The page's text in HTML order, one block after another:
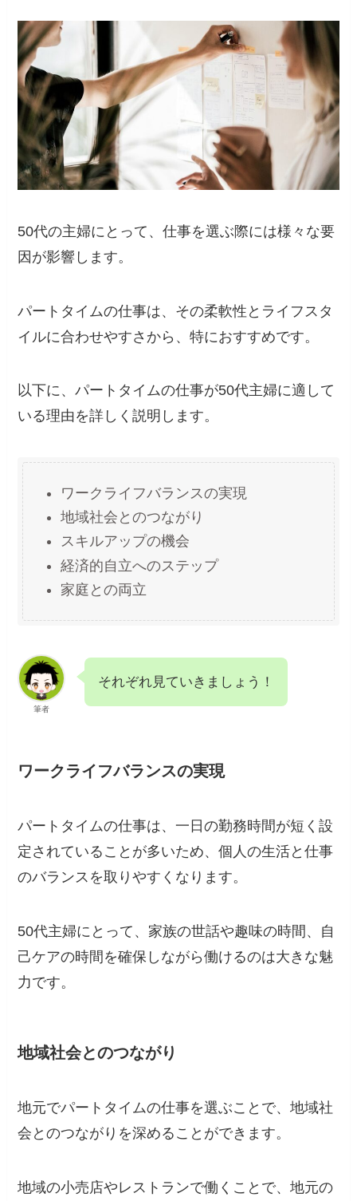
50代の主婦にとって、仕事を選ぶ際には様々な要
因が影響します。
パートタイムの仕事は、その柔軟性とライフスタ
イルに合わせやすさから、特におすすめです。
以下に、パートタイムの仕事が50代主婦に適して
いる理由を詳しく説明します。
ワークライフバランスの実現
地域社会とのつながり
スキルアップの機会
経済的自立へのステップ
家庭との両立
筆者
それぞれ見ていきましょう！
ワークライフバランスの実現
パートタイムの仕事は、一日の勤務時間が短く設
定されていることが多いため、個人の生活と仕事
のバランスを取りやすくなります。
50代主婦にとって、家族の世話や趣味の時間、自
己ケアの時間を確保しながら働けるのは大きな魅
力です。
地域社会とのつながり
地元でパートタイムの仕事を選ぶことで、地域社
会とのつながりを深めることができます。
地域の小売店やレストランで働くことで、地元の